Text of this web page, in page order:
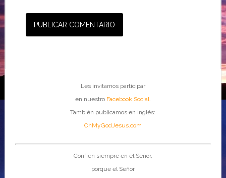
Les invitamos participar
en nuestro Facebook Social.
También publicamos en inglés:
OhMyGodJesus.com
Confíen siempre en el Señor,
porque el Señor